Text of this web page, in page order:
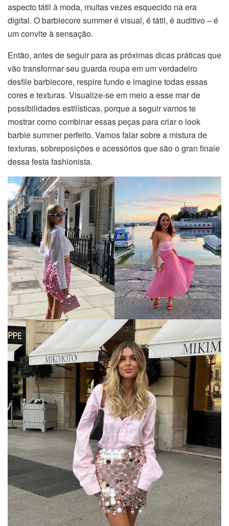
aspecto tátil à moda, muitas vezes esquecido na era
digital. O barbiecore summer é visual, é tátil, é auditivo – é
um convite à sensação.
Então, antes de seguir para as próximas dicas práticas que
vão transformar seu guarda roupa em um verdadeiro
desfile barbiecore, respire fundo e imagine todas essas
cores e texturas. Visualize-se em meio a esse mar de
possibilidades estilísticas, porque a seguir vamos te
mostrar como combinar essas peças para criar o look
barbie summer perfeito. Vamos falar sobre a mistura de
texturas, sobreposições e acessórios que são o gran finale
dessa festa fashionista.